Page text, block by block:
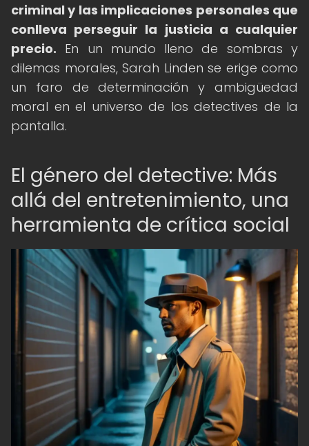
criminal y las implicaciones personales que
conlleva perseguir la justicia a cualquier
precio. En un mundo lleno de sombras y
dilemas morales, Sarah Linden se erige como
un faro de determinación y ambigüedad
moral en el universo de los detectives de la
pantalla.
El género del detective: Más
allá del entretenimiento, una
herramienta de crítica social